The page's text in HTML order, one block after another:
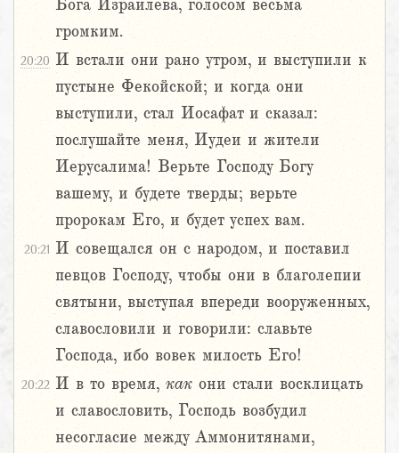
Бога Израилева, голосом весьма
громким.
20:20 И встали они рано утром, и выступили к
пустыне Фекойской; и когда они
выступили, стал Иосафат и сказал:
послушайте меня, Иудеи и жители
Иерусалима! Верьте Господу Богу
вашему, и будете тверды; верьте
пророкам Его, и будет успех вам.
20:21 И совещался он с народом, и поставил
певцов Господу, чтобы они в благолепии
святыни, выступая впереди вооруженных,
славословили и говорили: славьте
Господа, ибо вовек милость Его!
20:22 И в то время, как они стали восклицать
и славословить, Господь возбудил
несогласие между Аммонитянами,